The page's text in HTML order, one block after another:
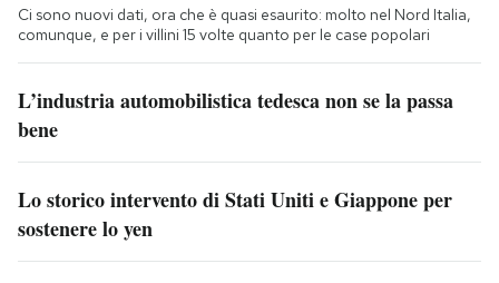
Ci sono nuovi dati, ora che è quasi esaurito: molto nel Nord Italia,
comunque, e per i villini 15 volte quanto per le case popolari
L’industria automobilistica tedesca non se la passa
bene
Lo storico intervento di Stati Uniti e Giappone per
sostenere lo yen